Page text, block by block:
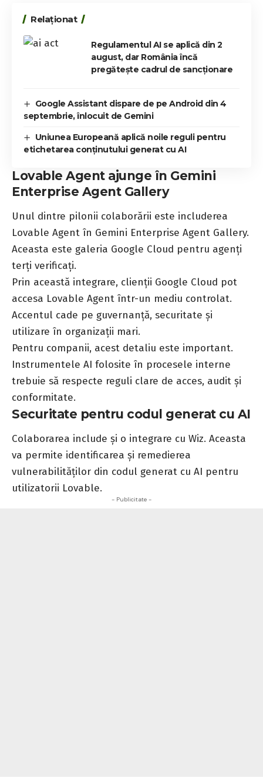
Relaționat
Regulamentul AI se aplică din 2
august, dar România încă
pregătește cadrul de sancționare
Google Assistant dispare de pe Android din 4
septembrie, înlocuit de Gemini
Uniunea Europeană aplică noile reguli pentru
etichetarea conținutului generat cu AI
Lovable Agent ajunge în Gemini
Enterprise Agent Gallery
Unul dintre pilonii colaborării este includerea
Lovable Agent în Gemini Enterprise Agent Gallery.
Aceasta este galeria Google Cloud pentru agenți
terți verificați.
Prin această integrare, clienții Google Cloud pot
accesa Lovable Agent într-un mediu controlat.
Accentul cade pe guvernanță, securitate și
utilizare în organizații mari.
Pentru companii, acest detaliu este important.
Instrumentele AI folosite în procesele interne
trebuie să respecte reguli clare de acces, audit și
conformitate.
Securitate pentru codul generat cu AI
Colaborarea include și o integrare cu Wiz. Aceasta
va permite identificarea și remedierea
vulnerabilităților din codul generat cu AI pentru
utilizatorii Lovable.
- Publicitate -